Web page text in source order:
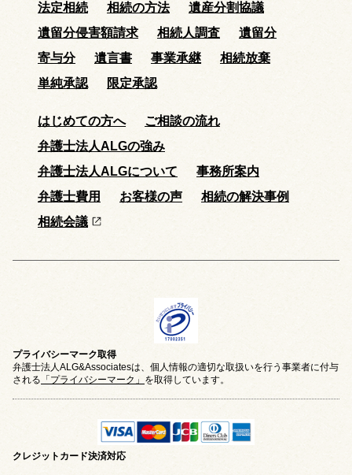
法定相続 相続の方法
遺産分割協議
遺留分侵害額請求
相続人調査
遺留分
寄与分
遺言書 事業承継
相続放棄
単純承認
限定承認
はじめての方へ
ご相談の流れ
弁護士法人ALGの強み
弁護士法人ALGについて
事務所案内
弁護士費用
お客様の声
相続の解決事例
相続会議
プライバシーマーク取得
弁護士法人ALG&Associatesは、個人情報の適切な取扱いを行う事業者に付与
される 「プライバシーマーク」 を取得しています。
クレジットカード決済対応